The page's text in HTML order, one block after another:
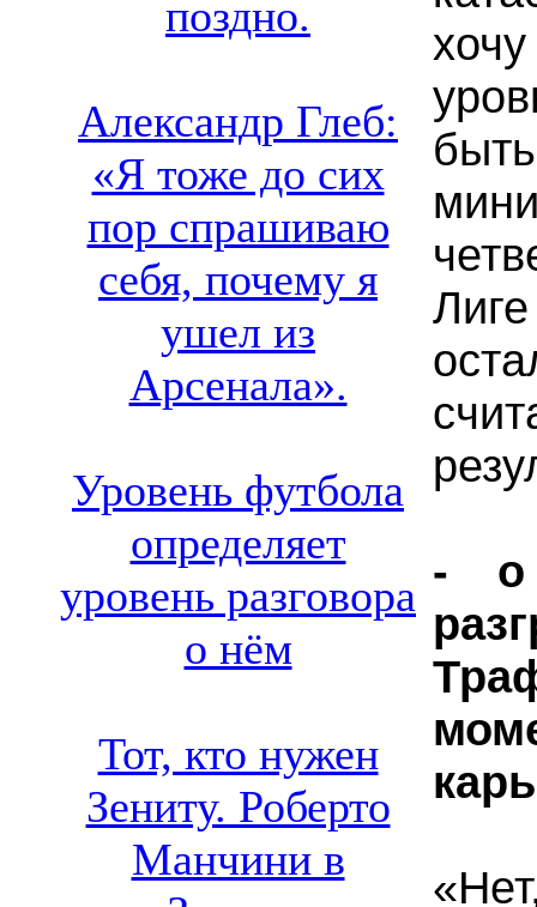
поздно.
Александр Глеб:
«Я тоже до сих
пор спрашиваю
себя, почему я
ушел из
Арсенала».
Уровень футбола
определяет
уровень разговора
о нём
Тот, кто нужен
Зениту. Роберто
Манчини в
- о